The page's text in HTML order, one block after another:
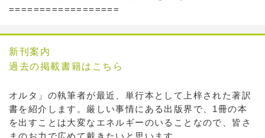
==================
新刊案内
過去の掲載書籍はこちら
オルタ」の執筆者が最近、単行本として上梓された著訳
書を紹介します。厳しい事情にある出版界で、1冊の本
を出すことは大変なエネルギーのいることなので、皆さ
まのお力で広めて戴きたいと思います。